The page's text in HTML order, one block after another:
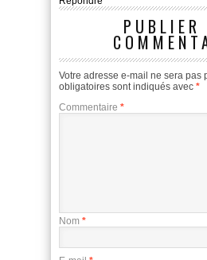
PUBLIER
Votre adresse e-mail ne sera pas
obligatoires sont indiqués avec *
Commentaire *
Nom *